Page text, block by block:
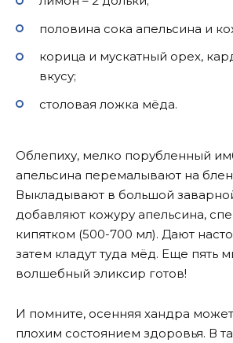
половина сока апельсина и
корица и мускатный орех,
вкусу;
столовая ложка мёда.
Облепиху, мелко порубленный
апельсина перемалывают на
Выкладывают в большой
добавляют кожуру апельсина,
кипятком (500-700 мл). Дают
затем кладут туда мёд. Еще пять
волшебный эликсир готов!
И помните, осенняя хандра
плохим состоянием здоровья. В